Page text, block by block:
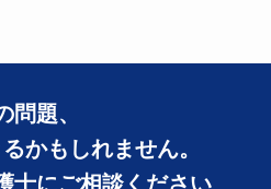
問題、
かもしれません。
士にご相談ください